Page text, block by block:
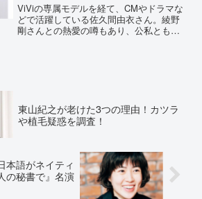
ViViの専属モデルを経て、CMやドラマな
どで活躍している佐久間由衣さん。綾野
剛さんとの熱愛の噂もあり、公私ともに
東山紀之が老けた3つの理由！カツラ
や植毛疑惑を調査！
本語がネイティ
の秘書で』名演